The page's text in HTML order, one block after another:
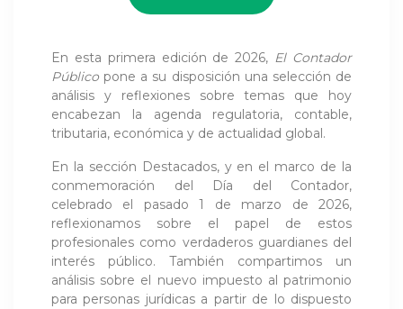
En esta primera edición de 2026, El Contador
Público pone a su disposición una selección de
análisis y reflexiones sobre temas que hoy
encabezan la agenda regulatoria, contable,
tributaria, económica y de actualidad global.
En la sección Destacados, y en el marco de la
conmemoración del Día del Contador,
celebrado el pasado 1 de marzo de 2026,
reflexionamos sobre el papel de estos
profesionales como verdaderos guardianes del
interés público. También compartimos un
análisis sobre el nuevo impuesto al patrimonio
para personas jurídicas a partir de lo dispuesto